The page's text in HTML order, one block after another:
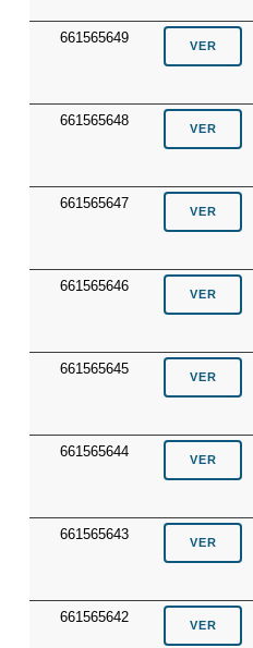
661565649
661565648
661565647
661565646
661565645
661565644
661565643
661565642